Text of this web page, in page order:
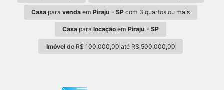
Casa para venda em Piraju - SP com 3 quartos ou mais
Casa para locação em Piraju - SP
Imóvelde R$ 100.000,00 até R$ 500.000,00